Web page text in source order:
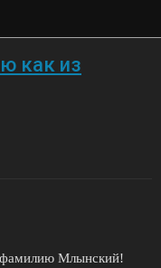
как из
фамилию Млынский!